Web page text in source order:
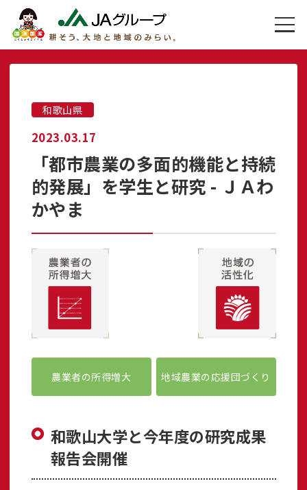
和歌山県
2023.03.17
「都市農業の多面的機能と持続
的発展」を学生と研究 - ＪＡわ
かやま
農業者の所得増大 地域農業の応援団づくり
和歌山大学と今年度の研究成果
報告会開催